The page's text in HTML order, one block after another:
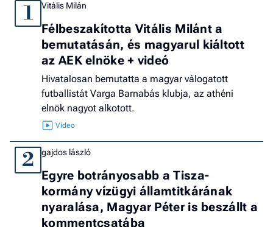
1 Vitális Milán
Félbeszakította Vitális Milánt a
bemutatásán, és magyarul kiáltott
az AEK elnöke + videó
Hivatalosan bemutatta a magyar válogatott
futballistát Varga Barnabás klubja, az athéni
elnök nagyot alkotott.
2 gajdos lászló
Egyre botrányosabb a Tisza-
kormány vízügyi államtitkárának
nyaralása, Magyar Péter is beszállt a
kommentcsatába